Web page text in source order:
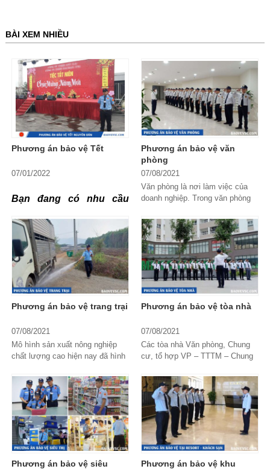
BÀI XEM NHIỀU
Phương án bảo vệ Tết
07/01/2022
Bạn đang có nhu cầu
bảo vệ tại sản trong dịp
nghỉ Tết Nguyên Đán
2022. Bạn đang tìm kiếm
đơn vị cung cấp dịch vụ
chuyên nghiệp và có
phương án bảo vệ Tết
chất lượng? Hãy cùng
Bảo Vệ VSCtìm hiểu
viết này nhé!
Phương án bảo vệ văn
phòng
07/08/2021
Văn phòng là nơi làm việc của
doanh nghiệp. Trong văn phòng
sản của doanh nghiệp. Chính vì
vậy chủ doanh...
Phương án bảo vệ trang trại
07/08/2021
Mô hình sản xuất nông nghiệp
chất lượng cao hiện nay đã hình
trường, trang trại có quy mô lớn
được đầu...
Phương án bảo vệ tòa nhà
07/08/2021
Các tòa nhà Văn phòng, Chung
cư, tổ hợp VP – TTTM – Chung
an ninh trật tự là do sử dụng lực
lượng Bảo...
Phương án bảo vệ siêu
Phương án bảo vệ khu